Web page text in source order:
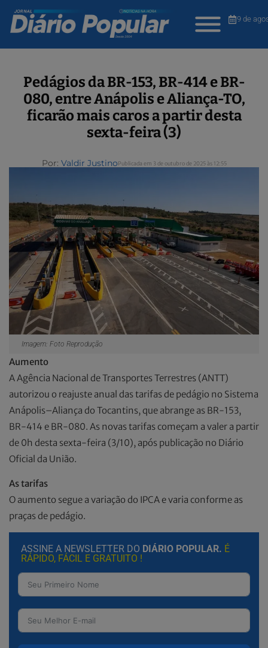
9 de
Pedágios da BR-153, BR-414 e BR-
080, entre Anápolis e Aliança-TO,
ficarão mais caros a partir desta
sexta-feira (3)
Por: Valdir JustinoPublicada em 3 de outubro de 2025 às 12:55
Imagem: Foto Reprodução
Aumento
A Agência Nacional de Transportes Terrestres (ANTT)
autorizou o reajuste anual das tarifas de pedágio no Sistema
Anápolis–Aliança do Tocantins, que abrange as BR-153,
BR-414 e BR-080. As novas tarifas começam a valer a partir
de 0h desta sexta-feira (3/10), após publicação no Diário
Oficial da União.
As tarifas
O aumento segue a variação do IPCA e varia conforme as
praças de pedágio.
ASSINE A NEWSLETTER DO DIÁRIO POPULAR. É
RÁPIDO, FÁCIL E GRATUITO !